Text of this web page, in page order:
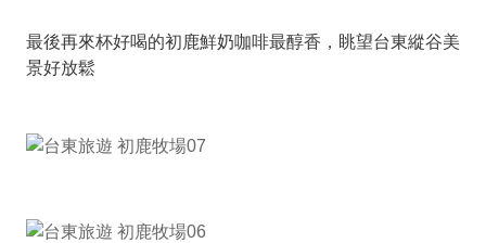
最後再來杯好喝的初鹿鮮奶咖啡最醇香，眺望台東縱谷美
景好放鬆